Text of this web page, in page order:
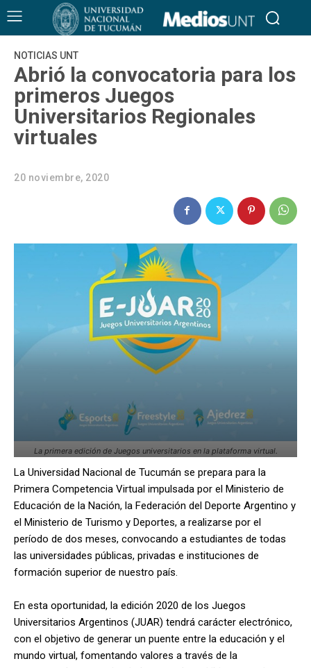
NOTICIAS UNT
Abrió la convocatoria para los
primeros Juegos
Universitarios Regionales
virtuales
20 noviembre, 2020
La primera edición de Juegos universitarios en la plataforma virtual.
La Universidad Nacional de Tucumán se prepara para la
Primera Competencia Virtual impulsada por el Ministerio de
Educación de la Nación, la Federación del Deporte Argentino y
el Ministerio de Turismo y Deportes, a realizarse por el
período de dos meses, convocando a estudiantes de todas
las universidades públicas, privadas e instituciones de
formación superior de nuestro país.
En esta oportunidad, la edición 2020 de los Juegos
Universitarios Argentinos (JUAR) tendrá carácter electrónico,
con el objetivo de generar un puente entre la educación y el
mundo virtual, fomentando valores a través de la